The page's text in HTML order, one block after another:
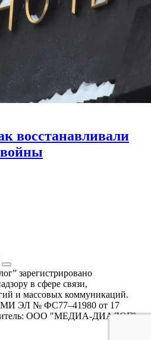
восстанавливали
войны
зарегистрировано
в сфере связи,
и массовых коммуникаций.
ЭЛ № ФС77–41980 от 17
ООО "МЕДИА-ДИАЛОГ"